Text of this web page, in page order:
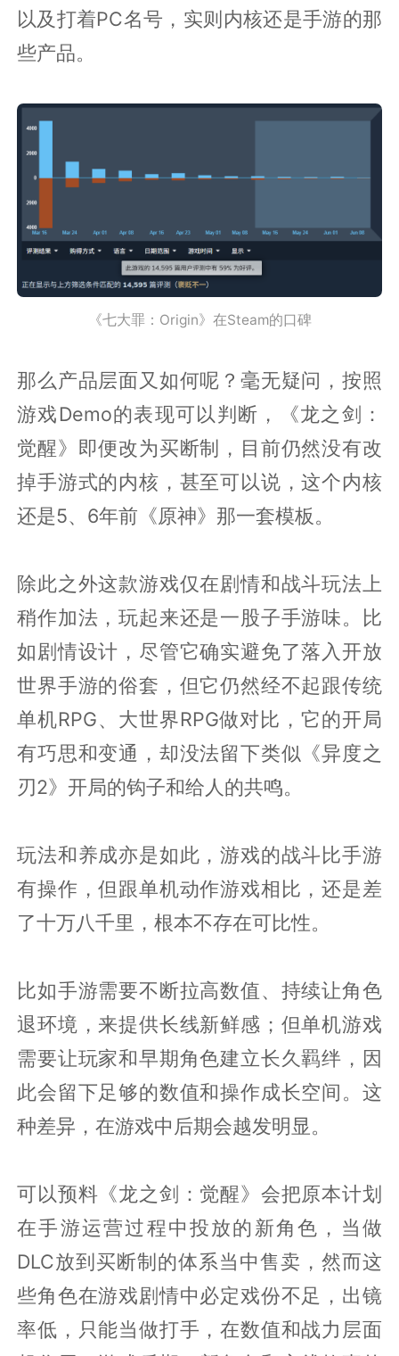
以及打着PC名号，实则内核还是手游的那
些产品。
《七大罪：Origin》在Steam的口碑
那么产品层面又如何呢？毫无疑问，按照
游戏Demo的表现可以判断，《龙之剑：
觉醒》即便改为买断制，目前仍然没有改
掉手游式的内核，甚至可以说，这个内核
还是5、6年前《原神》那一套模板。
除此之外这款游戏仅在剧情和战斗玩法上
稍作加法，玩起来还是一股子手游味。比
如剧情设计，尽管它确实避免了落入开放
世界手游的俗套，但它仍然经不起跟传统
单机RPG、大世界RPG做对比，它的开局
有巧思和变通，却没法留下类似《异度之
刃2》开局的钩子和给人的共鸣。
玩法和养成亦是如此，游戏的战斗比手游
有操作，但跟单机动作游戏相比，还是差
了十万八千里，根本不存在可比性。
比如手游需要不断拉高数值、持续让角色
退环境，来提供长线新鲜感；但单机游戏
需要让玩家和早期角色建立长久羁绊，因
此会留下足够的数值和操作成长空间。这
种差异，在游戏中后期会越发明显。
可以预料《龙之剑：觉醒》会把原本计划
在手游运营过程中投放的新角色，当做
DLC放到买断制的体系当中售卖，然而这
些角色在游戏剧情中必定戏份不足，出镜
率低，只能当做打手，在数值和战力层面